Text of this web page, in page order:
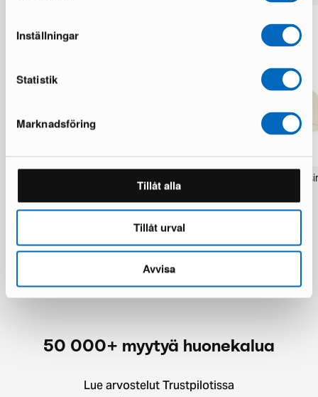
Inställningar
Statistik
Marknadsföring
Tillåt alla
Tillåt urval
Avvisa
1 varastossa · Hyvä kunto
Muuto Strand
435 € 742 €
50 000+ myytyä huonekalua
Lue arvostelut Trustpilotissa